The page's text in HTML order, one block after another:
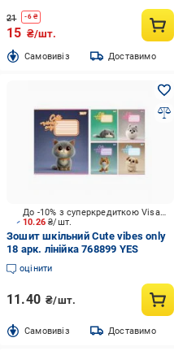
21 -6₴
15 ₴/шт.
Cамовивіз Доставимо
10.26₴/шт.
До -10% з суперкредиткою Visa Вигода
Зошит шкільний Cute vibes only
18 арк. лінійка 768899 YES
оцінити
11.40 ₴/шт.
Cамовивіз Доставимо